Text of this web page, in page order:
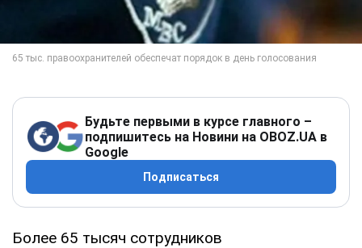
Будьте первыми в курсе главного –
подпишитесь на Новини на OBOZ.UA в
Google
Подписаться
Более 65 тысяч сотрудников